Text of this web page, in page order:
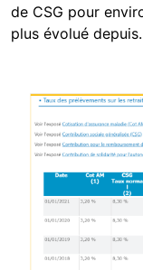
de CSG pour
plus évolué depuis.
Image